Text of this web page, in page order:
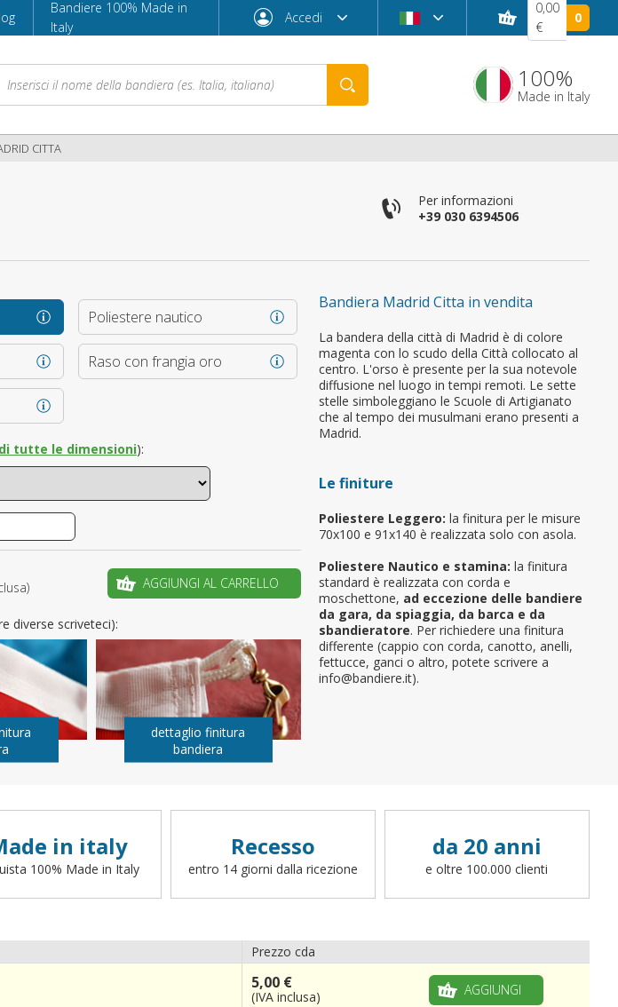
Bandiere 100% Made in
Italy
Accedi
Accedi
È il tuo primo ordine?
CREA UN NUOVO ACCOUNT
0,00
€
0
100%
Made in Italy
CITTA
Per informazioni
+39 030 6394506
Bandiera Madrid Citta in vendita
La bandera della città di Madrid è di colore
magenta con lo scudo della Città collocato al
centro. L'orso è presente per la sua notevole
diffusione nel luogo in tempi remoti. Le sette
stelle simboleggiano le Scuole di Artigianato
che al tempo dei musulmani erano presenti a
Madrid.
Le finiture
Poliestere Leggero: la finitura per le misure
70x100 e 91x140 è realizzata solo con asola.
Poliestere Nautico e stamina: la finitura
standard è realizzata con corda e
moschettone, ad eccezione delle bandiere
da gara, da spiaggia, da barca e da
sbandieratore. Per richiedere una finitura
differente (cappio con corda, canotto, anelli,
fettucce, ganci o altro, potete scrivere a
info@bandiere.it).
Poliestere nautico
Raso con frangia oro
tutte le dimensioni):
AGGIUNGI AL CARRELLO
diverse scriveteci):
dettaglio finitura
bandiera
in italy
100% Made in Italy
Recesso
entro 14 giorni dalla ricezione
da 20 anni
e oltre 100.000 clienti
Prezzo cda
5,00 €
(IVA inclusa) AGGIUNGI